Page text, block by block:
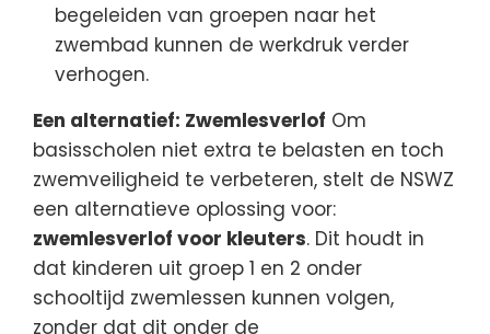
begeleiden van groepen naar het
zwembad kunnen de werkdruk verder
verhogen.
Een alternatief: Zwemlesverlof Om
basisscholen niet extra te belasten en toch
zwemveiligheid te verbeteren, stelt de NSWZ
een alternatieve oplossing voor:
zwemlesverlof voor kleuters. Dit houdt in
dat kinderen uit groep 1 en 2 onder
schooltijd zwemlessen kunnen volgen,
zonder dat dit onder de